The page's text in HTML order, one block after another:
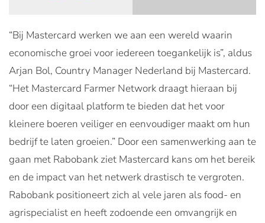
“Bij Mastercard werken we aan een wereld waarin
economische groei voor iedereen toegankelijk is”, aldus
Arjan Bol, Country Manager Nederland bij Mastercard.
“Het Mastercard Farmer Network draagt hieraan bij
door een digitaal platform te bieden dat het voor
kleinere boeren veiliger en eenvoudiger maakt om hun
bedrijf te laten groeien.” Door een samenwerking aan te
gaan met Rabobank ziet Mastercard kans om het bereik
en de impact van het netwerk drastisch te vergroten.
Rabobank positioneert zich al vele jaren als food- en
agrispecialist en heeft zodoende een omvangrijk en